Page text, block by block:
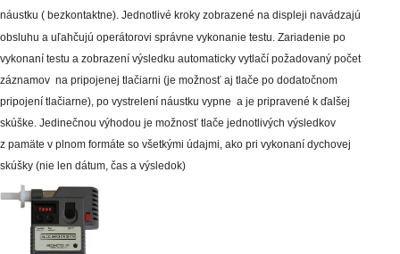
náustku ( bezkontaktne). Jednotlivé kroky zobrazené na displeji navádzajú
obsluhu a uľahčujú operátorovi správne vykonanie testu. Zariadenie po
vykonaní testu a zobrazení výsledku automaticky vytlačí požadovaný počet
záznamov na pripojenej tlačiarni (je možnosť aj tlače po dodatočnom
pripojení tlačiarne), po vystrelení náustku vypne a je pripravené k ďalšej
skúške. Jedinečnou výhodou je možnosť tlače jednotlivých výsledkov
z pamäte v plnom formáte so všetkými údajmi, ako pri vykonaní dychovej
skúšky (nie len dátum, čas a výsledok)